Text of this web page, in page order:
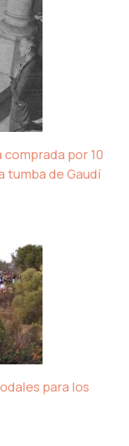
por 10
tumba de Gaudí
para los